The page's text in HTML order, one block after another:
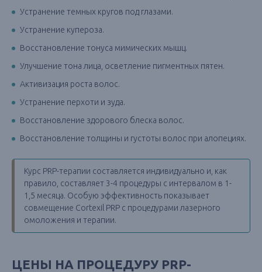
Устранение темных кругов под глазами.
Устранение купероза.
Восстановление тонуса мимических мышц.
Улучшение тона лица, осветление пигментных пятен.
Активизация роста волос.
Устранение перхоти и зуда.
Восстановление здорового блеска волос.
Восстановление толщины и густоты волос при алопециях.
Курс PRP-терапии составляется индивидуально и, как
правило, составляет 3-4 процедуры с интервалом в 1-
1,5 месяца. Особую эффективность показывает
совмещение Cortexil PRP с процедурами лазерного
омоложения и терапии.
ЦЕНЫ НА ПРОЦЕДУРУ PRP-